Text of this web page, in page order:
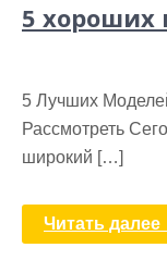
5 хороших
5 Лучших
Рассмотреть
широкий […]
Читать далее